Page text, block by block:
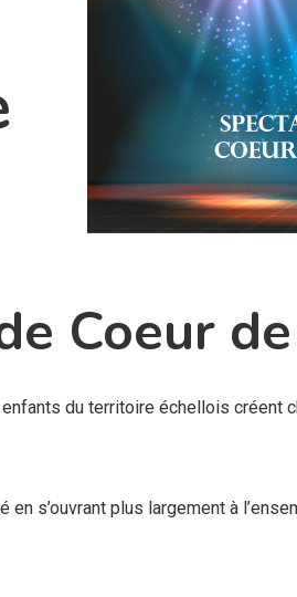
Coeur
du territoire échellois créent
s’ouvrant plus largement à